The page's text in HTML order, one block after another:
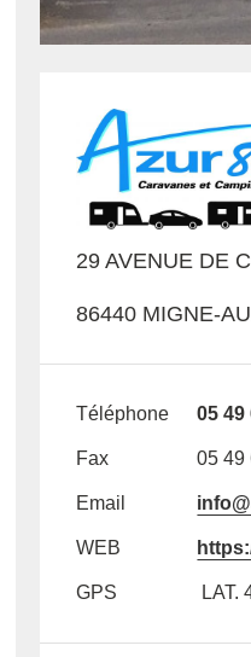
29 AVENUE DE
86440 MIGNE-
Téléphone 05 49
Fax 05 49
Email
WEB
GPS LAT.